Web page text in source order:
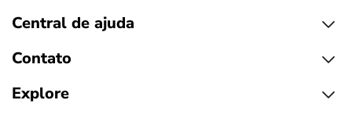
Central de ajuda
Contato
Explore